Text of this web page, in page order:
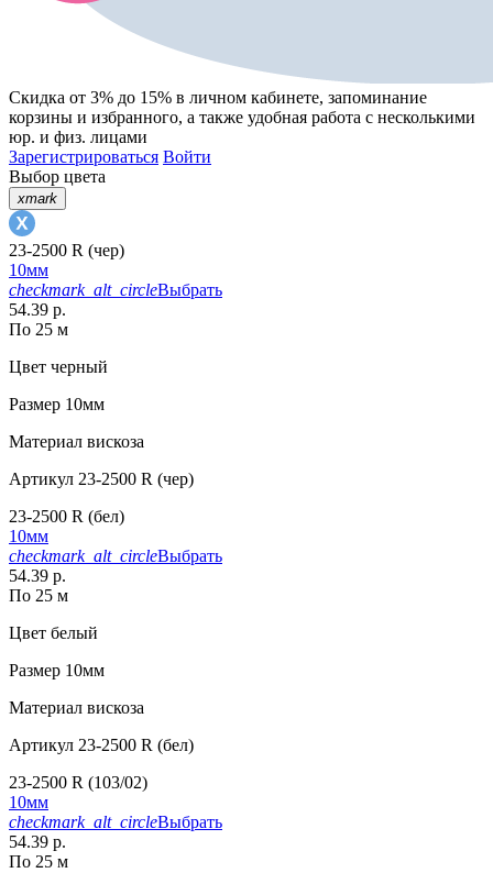
Скидка от 3% до 15% в личном кабинете, запоминание
корзины и избранного, а также удобная работа с несколькими
юр. и физ. лицами
Зарегистрироваться Войти
Выбор цвета
xmark
23-2500 R (чер)
10мм
checkmark_alt_circleВыбрать
54.39 р.
По 25 м
Цвет черный
Размер 10мм
Материал вискоза
Артикул 23-2500 R (чер)
23-2500 R (бел)
10мм
checkmark_alt_circleВыбрать
54.39 р.
По 25 м
Цвет белый
Размер 10мм
Материал вискоза
Артикул 23-2500 R (бел)
23-2500 R (103/02)
10мм
checkmark_alt_circleВыбрать
54.39 р.
По 25 м